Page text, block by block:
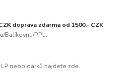
doprava zdarma od 1500,- CZK
Balíkovnu/PPL.
LP nebo dárků najdete zde..